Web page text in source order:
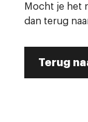
Wat we
Het team
Vacatures
Mocht je het
dan terug
Terug